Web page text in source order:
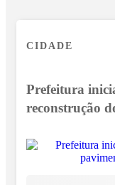
CIDADE
Prefeitura
reconstrução